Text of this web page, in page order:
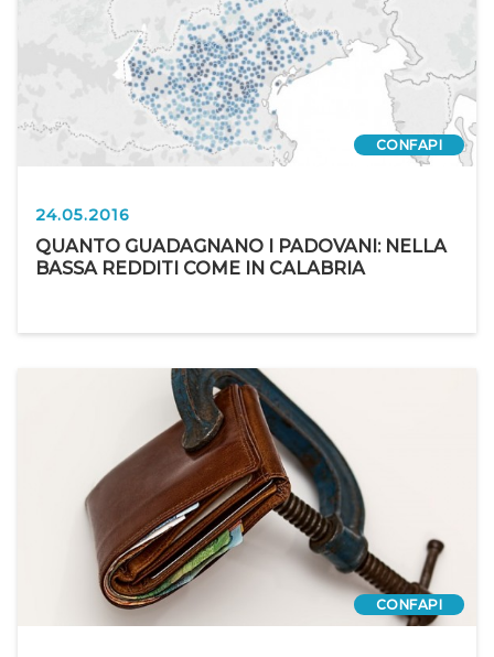
CONFAPI
24.05.2016
QUANTO GUADAGNANO I PADOVANI: NELLA
BASSA REDDITI COME IN CALABRIA
CONFAPI